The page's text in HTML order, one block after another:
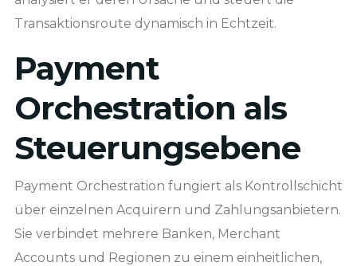
Transaktionsroute dynamisch in Echtzeit.
Payment
Orchestration als
Steuerungsebene
Payment Orchestration fungiert als Kontrollschicht
über einzelnen Acquirern und Zahlungsanbietern.
Sie verbindet mehrere Banken, Merchant
Accounts und Regionen zu einem einheitlichen,